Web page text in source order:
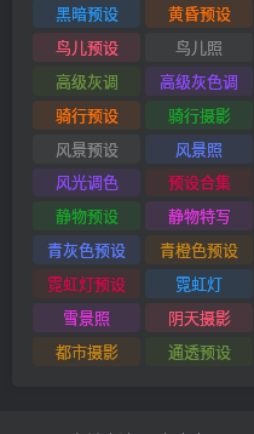
黑暗预设
黄昏预设
鸟儿预设
鸟儿照
高级灰调
高级灰色调
骑行预设
骑行摄影
风景预设
风景照
风光调色
预设合集
静物预设
静物特写
青灰色预设
青橙色预设
霓虹灯预设
霓虹灯
雪景照
阴天摄影
都市摄影
通透预设